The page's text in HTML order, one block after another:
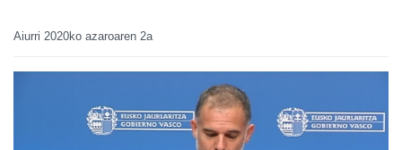
Aiurri 2020ko azaroaren 2a